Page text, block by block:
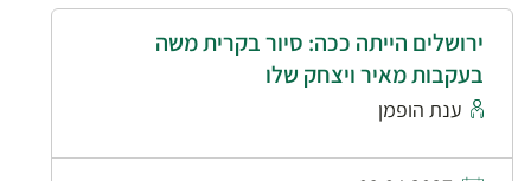
ירושלים הייתה ככה: סיור בקרית משה
בעקבות מאיר ויצחק שלו
ענת הופמן